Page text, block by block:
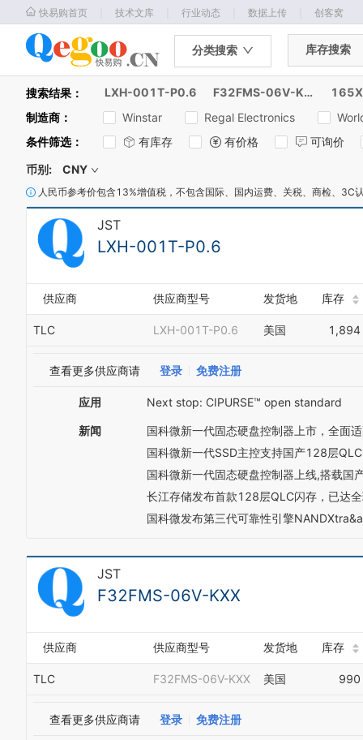
快易购首页 技术文库 行业动态 数据上传 创客窝
分类搜索 库存搜索
搜索结果： LXH-001T-P0.6 F32FMS-06V-KXX
制造商 ： Winstar Regal Electronics
条件筛选： 有库存 有价格
可询价
币别:
CNY
人民币参考价包含13%增值税，不包含国际、国内运费、关税、商检、3C
JST
LXH-001T-P0.6
供应商 供应商型号 发货地 库存
TLC LXH-001T-P0.6 美国 1,894
查看更多供应商请 登录 免费注册
应用 Next stop: CIPURSE™ open standard
新闻
国科微新一代固态硬盘控制器上市，全面
国科微新一代SSD主控支持国产128层
国科微新一代固态硬盘控制器上线,搭载国
长江存储发布首款128层QLC闪存，已达
国科微发布第三代可靠性引擎
JST
F32FMS-06V-KXX
供应商 供应商型号 发货地 库存
TLC F32FMS-06V-KXX 美国 990
查看更多供应商请 登录 免费注册